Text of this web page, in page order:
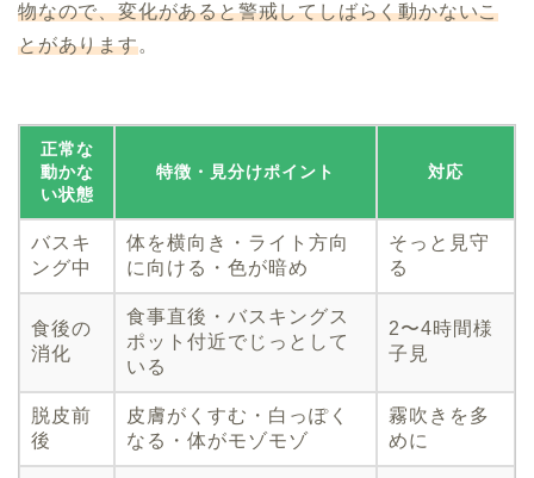
物なので、変化があると警戒してしばらく動かないこ
とがあります。
正常な
動かな
い状態
特徴・見分けポイント 対応
バスキ
ング中
体を横向き・ライト方向
に向ける・色が暗め
そっと見守
る
食後の
消化
食事直後・バスキングス
ポット付近でじっとして
いる
2〜4時間様
子見
脱皮前
後
皮膚がくすむ・白っぽく
なる・体がモゾモゾ
霧吹きを多
めに